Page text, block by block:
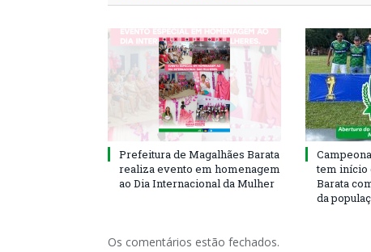
Prefeitura de Magalhães Barata
realiza evento em homenagem
ao Dia Internacional da Mulher
tem início
Barata
da
Os comentários estão fechados.